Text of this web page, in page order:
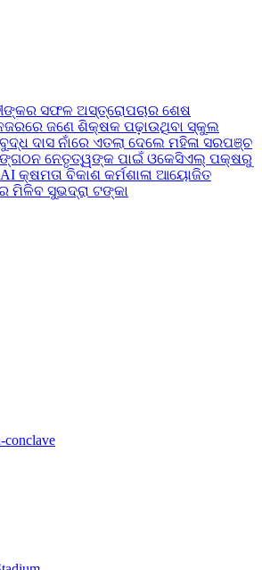
ସଫଳ ଅସ୍ତ୍ରୋପଚାର ଶେଷ
ଜଣେ ଶିକ୍ଷକ ପଢ଼ାଉଥିବା ସ୍କୁଲ
ଦାସ ନାଁରେ ଏତଲା ଦେଲେ ମହିଳା ସରପଞ୍ଚ
ନେତୃତ୍ୱଙ୍କ ପାଇଁ ଓକେସିଏଲ୍ ପକ୍ଷରୁ
କ୍ଷମତା ବିକାଶ କର୍ମଶାଳା ଆୟୋଜିତ
ମିଳିବ ସୁଭଦ୍ରା ଟଙ୍କା
conclave